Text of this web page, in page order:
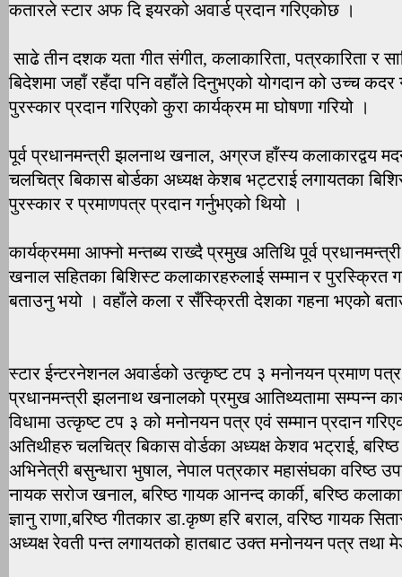
कतारले स्टार अफ दि इयरको अवार्ड प्रदान गरिएकोछ ।
साढे तीन दशक यता गीत संगीत, कलाकारिता, पत्रकारिता र
बिदेशमा जहाँ रहँदा पनि वहाँले दिनुभएको योगदान को उच्च कदर
पुरस्कार प्रदान गरिएको कुरा कार्यक्रम मा घोषणा गरियो ।
पूर्व प्रधानमन्त्री झलनाथ खनाल, अग्रज हाँस्य कलाकारद्वय
चलचित्र बिकास बोर्डका अध्यक्ष केशब भट्टराई लगायतका
पुरस्कार र प्रमाणपत्र प्रदान गर्नुभएको थियो ।
कार्यक्रममा आफ्नो मन्तब्य राख्दै प्रमुख अतिथि पूर्व
खनाल सहितका बिशिस्ट कलाकारहरुलाई सम्मान र पुरस्क्रित
बताउनु भयो । वहाँले कला र सँस्क्रिती देशका गहना भएको
स्टार ईन्टरनेशनल अवार्डको उत्कृष्ट टप ३ मनोनयन प्रमाण पत्र
प्रधानमन्त्री झलनाथ खनालको प्रमुख आतिथ्यतामा सम्पन्न
विधामा उत्कृष्ट टप ३ को मनोनयन पत्र एवं सम्मान प्रदान
अतिथीहरु चलचित्र बिकास वोर्डका अध्यक्ष केशव भट्राई,
अभिनेत्री बसुन्धारा भुषाल, नेपाल पत्रकार महासंघका वरिष्ठ
नायक सरोज खनाल, बरिष्ठ गायक आनन्द कार्की, बरिष्ठ
ज्ञानु राणा,बरिष्ठ गीतकार डा.कृष्ण हरि बराल, वरिष्ठ गायक
अध्यक्ष रेवती पन्त लगायतको हातबाट उक्त मनोनयन पत्र तथा